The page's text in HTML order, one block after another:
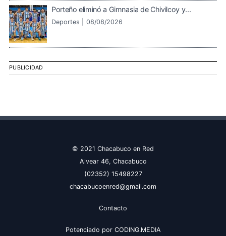
Porteño eliminó a Gimnasia de Chivilcoy y...
Deportes | 08/08/2026
PUBLICIDAD
© 2021 Chacabuco en Red
Alvear 46, Chacabuco
(02352) 15498227
chacabucoenred@gmail.com
Contacto
Potenciado por CODING.MEDIA